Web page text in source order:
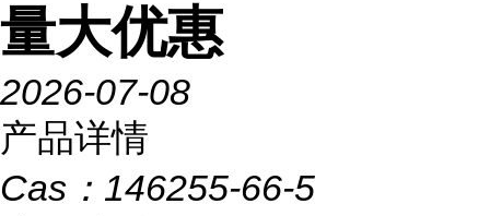
量大优惠
2026-07-08
产品详情
Cas： 146255-66-5